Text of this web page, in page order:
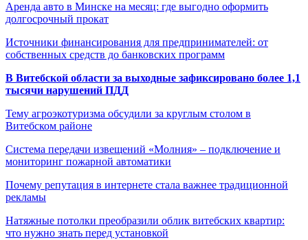
Аренда авто в Минске на месяц: где выгодно оформить
долгосрочный прокат
Источники финансирования для предпринимателей: от
собственных средств до банковских программ
В Витебской области за выходные зафиксировано более 1,1
тысячи нарушений ПДД
Тему агроэкотуризма обсудили за круглым столом в
Витебском районе
Система передачи извещений «Молния» – подключение и
мониторинг пожарной автоматики
Почему репутация в интернете стала важнее традиционной
рекламы
Натяжные потолки преобразили облик витебских квартир:
что нужно знать перед установкой